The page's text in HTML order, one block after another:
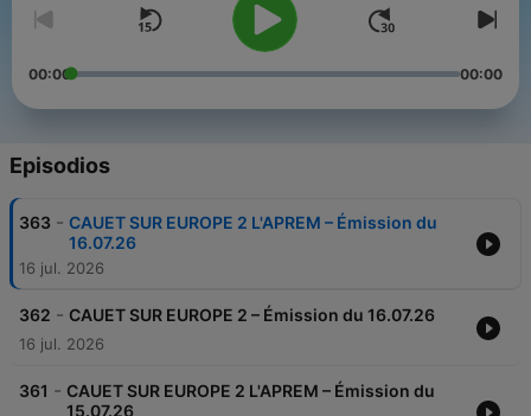
00:00 00:00
Episodios
363 - CAUET SUR EUROPE 2 L'APREM – Émission du
16.07.26
16 jul. 2026
362 - CAUET SUR EUROPE 2 – Émission du 16.07.26
16 jul. 2026
361 - CAUET SUR EUROPE 2 L'APREM – Émission du
15.07.26